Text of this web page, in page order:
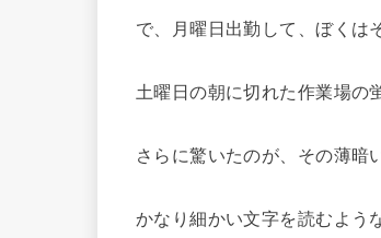
で、月曜日出勤して、ぼくは
土曜日の朝に切れた作業場の
さらに驚いたのが、その薄暗
かなり細かい文字を読むよう